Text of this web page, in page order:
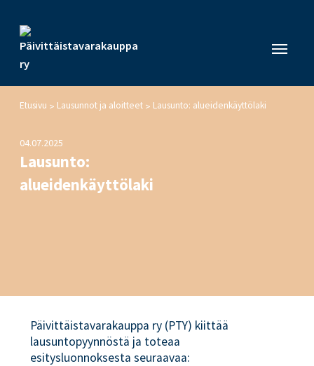
Etusivu > Lausunnot ja aloitteet > Lausunto: alueidenkäyttölaki
04.07.2025
Lausunto:
alueidenkäyttölaki
Päivittäistavarakauppa ry (PTY) kiittää
lausuntopyynnöstä ja toteaa
esitysluonnoksesta seuraavaa: